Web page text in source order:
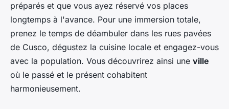
préparés et que vous ayez réservé vos places
longtemps à l'avance. Pour une immersion totale,
prenez le temps de déambuler dans les rues pavées
de Cusco, dégustez la cuisine locale et engagez-vous
avec la population. Vous découvrirez ainsi une ville
où le passé et le présent cohabitent
harmonieusement.